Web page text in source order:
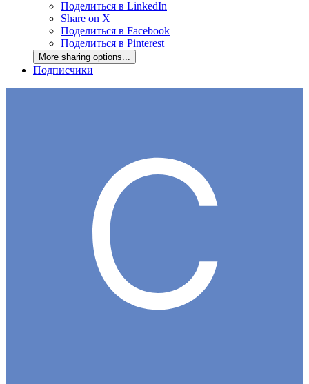
Поделиться в LinkedIn
Share on X
Поделиться в Facebook
Поделиться в Pinterest
More sharing options...
Подписчики